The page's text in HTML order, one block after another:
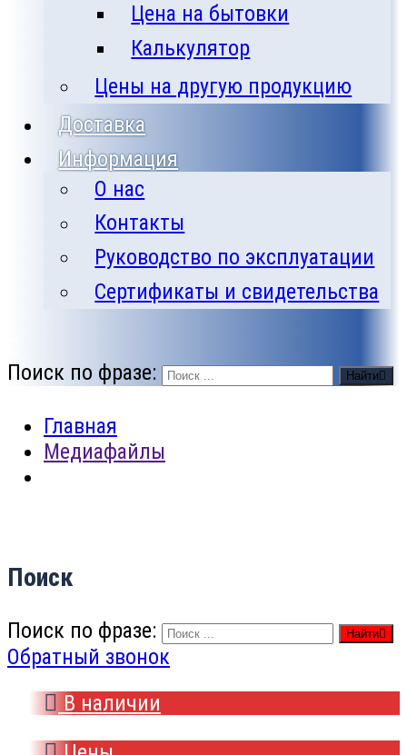
Цена на бытовки
Калькулятор
Цены на другую продукцию
Доставка
Информация
О нас
Контакты
Руководство по эксплуатации
Сертификаты и свидетельства
Поиск по фразе: Найти
Главная
Медиафайлы
Поиск
Поиск по фразе: Найти
Обратный звонок
В наличии